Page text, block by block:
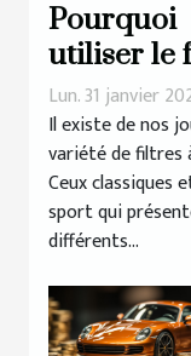
Pourquoi
utiliser le
à air sport
avantages
Lun. 31 janvier
Il existe de nos
variété de filtres
Ceux classiques
sport qui
différents...